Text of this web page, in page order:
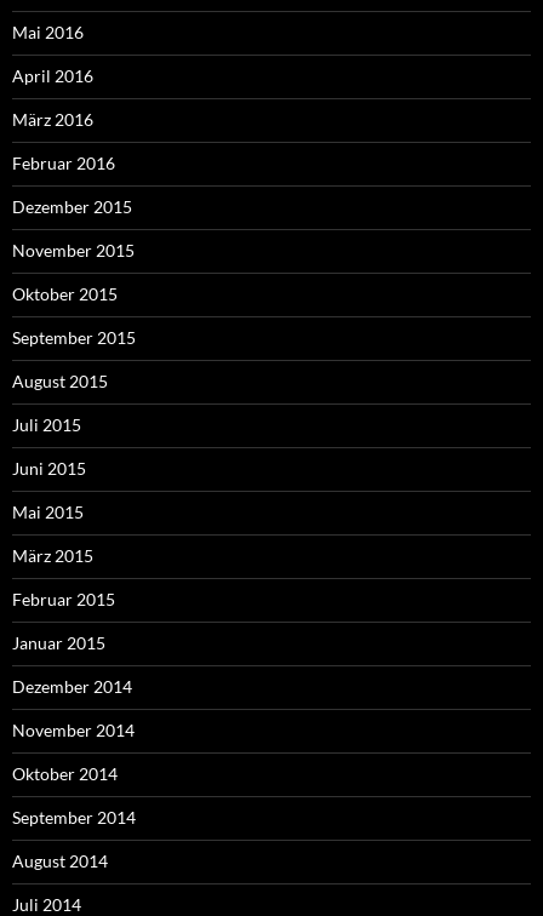
Mai 2016
April 2016
März 2016
Februar 2016
Dezember 2015
November 2015
Oktober 2015
September 2015
August 2015
Juli 2015
Juni 2015
Mai 2015
März 2015
Februar 2015
Januar 2015
Dezember 2014
November 2014
Oktober 2014
September 2014
August 2014
Juli 2014